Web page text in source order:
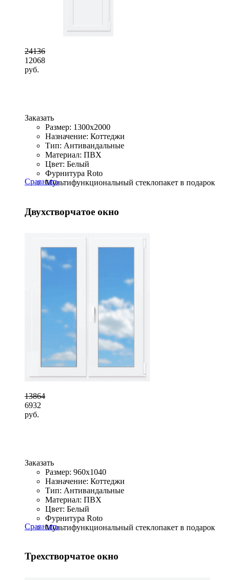
24136
12068
руб.
Заказать
Размер: 1300x2000
Назначение: Коттеджи
Тип: Антивандальные
Материал: ПВХ
Цвет: Белый
Фурнитура Roto
Мультифункциональный стеклопакет в подарок
Сравнить
Двухстворчатое окно
13864
6932
руб.
Заказать
Размер: 960x1040
Назначение: Коттеджи
Тип: Антивандальные
Материал: ПВХ
Цвет: Белый
Фурнитура Roto
Мультифункциональный стеклопакет в подарок
Сравнить
Трехстворчатое окно